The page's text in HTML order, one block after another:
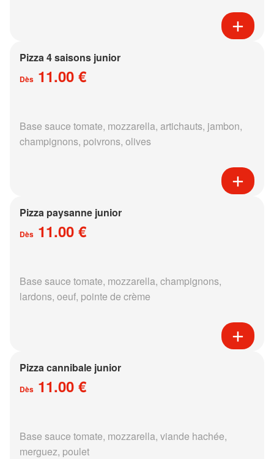
Pizza 4 saisons junior
Dès 11.00 €
Base sauce tomate, mozzarella, artichauts, jambon,
champignons, poivrons, olives
Pizza paysanne junior
Dès 11.00 €
Base sauce tomate, mozzarella, champignons,
lardons, oeuf, pointe de crème
Pizza cannibale junior
Dès 11.00 €
Base sauce tomate, mozzarella, viande hachée,
merguez, poulet